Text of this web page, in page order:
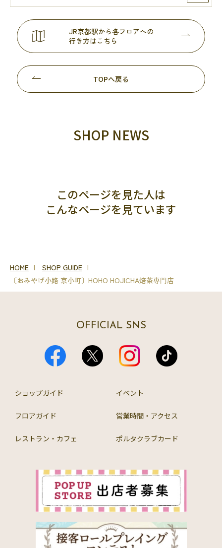
JR京都駅から各フロアへの
行き方はこちら
TOPへ戻る
SHOP NEWS
このページを見た人は
こんなページを見ています
HOME
SHOP GUIDE
〔おみやげ小路 京小町〕HOHO HOJICHA焙茶専門店
OFFICIAL SNS
ショップガイド イベント
フロアガイド 営業時間・アクセス
レストラン・カフェ ポルタクラブカード